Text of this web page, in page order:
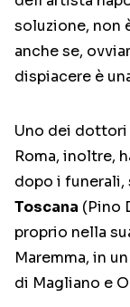
soluzione, non
anche se,
dispiacere è
Uno dei dottori
Roma, inoltre,
dopo i funerali,
Toscana (Pino
proprio nella
Maremma, in
di Magliano e